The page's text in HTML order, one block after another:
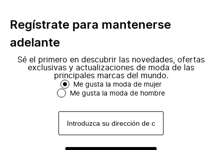
Regístrate para mantenerse
adelante
Sé el primero en descubrir las novedades, ofertas
exclusivas y actualizaciones de moda de las
principales marcas del mundo.
Me gusta la moda de mujer
Me gusta la moda de hombre